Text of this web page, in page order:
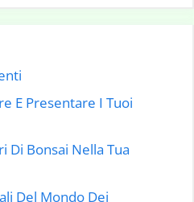
E Presentare I Tuoi
Di Bonsai Nella Tua
Del Mondo Dei